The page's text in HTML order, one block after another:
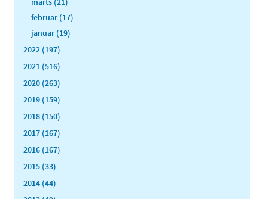
februar (17)
januar (19)
2022 (197)
2021 (516)
2020 (263)
2019 (159)
2018 (150)
2017 (167)
2016 (167)
2015 (33)
2014 (44)